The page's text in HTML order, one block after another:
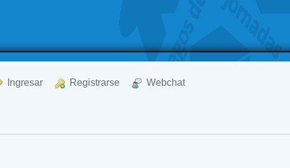
Ingresar Registrarse Webchat